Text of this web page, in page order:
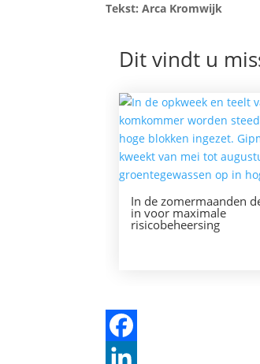
Tekst: Arca Kromwijk
Dit vindt u
In de zomermaanden
in voor maximale
risicobeheersing